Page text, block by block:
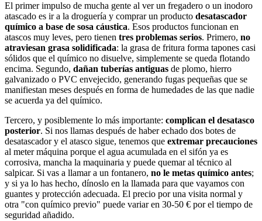
El primer impulso de mucha gente al ver un fregadero o un inodoro
atascado es ir a la droguería y comprar un producto desatascador
químico a base de sosa cáustica. Esos productos funcionan en
atascos muy leves, pero tienen tres problemas serios. Primero, no
atraviesan grasa solidificada: la grasa de fritura forma tapones casi
sólidos que el químico no disuelve, simplemente se queda flotando
encima. Segundo, dañan tuberías antiguas de plomo, hierro
galvanizado o PVC envejecido, generando fugas pequeñas que se
manifiestan meses después en forma de humedades de las que nadie
se acuerda ya del químico.
Tercero, y posiblemente lo más importante: complican el desatasco
posterior. Si nos llamas después de haber echado dos botes de
desatascador y el atasco sigue, tenemos que extremar precauciones
al meter máquina porque el agua acumulada en el sifón ya es
corrosiva, mancha la maquinaria y puede quemar al técnico al
salpicar. Si vas a llamar a un fontanero, no le metas químico antes;
y si ya lo has hecho, dínoslo en la llamada para que vayamos con
guantes y protección adecuada. El precio por una visita normal y
otra "con químico previo" puede variar en 30-50 € por el tiempo de
seguridad añadido.